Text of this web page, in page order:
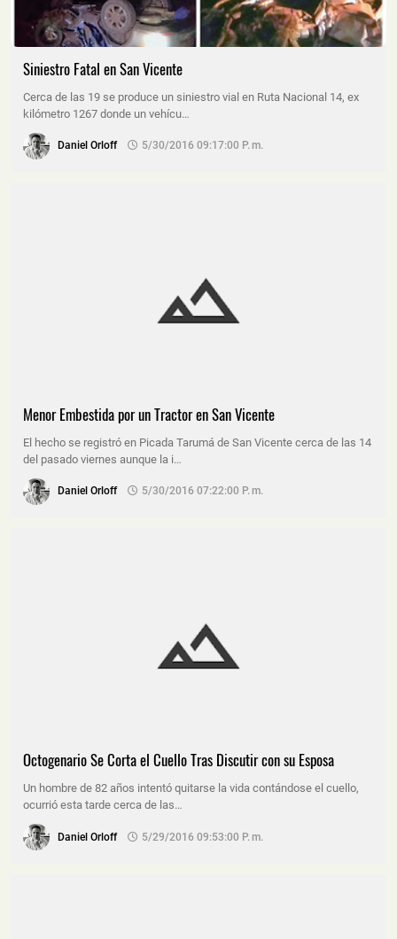
Siniestro Fatal en San Vicente
Cerca de las 19 se produce un siniestro vial en Ruta Nacional 14, ex
kilómetro 1267 donde un vehícu…
Daniel Orloff 5/30/2016 09:17:00 P. M.
Menor Embestida por un Tractor en San Vicente
El hecho se registró en Picada Tarumá de San Vicente cerca de las 14
del pasado viernes aunque la i…
Daniel Orloff 5/30/2016 07:22:00 P. M.
Octogenario Se Corta el Cuello Tras Discutir con su Esposa
Un hombre de 82 años intentó quitarse la vida contándose el cuello,
ocurrió esta tarde cerca de las…
Daniel Orloff 5/29/2016 09:53:00 P. M.